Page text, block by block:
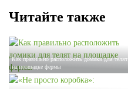
Читайте также
Как правильно расположить домики для телят
на площадке фермы